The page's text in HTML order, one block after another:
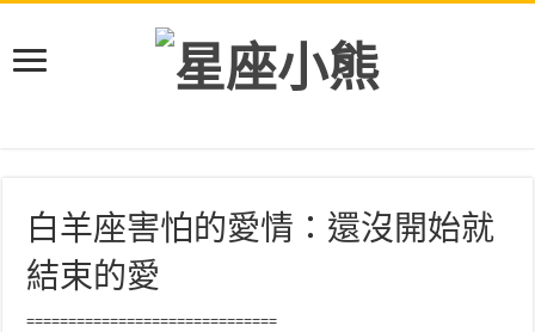
白羊座害怕的愛情：還沒開始就
結束的愛
==============================